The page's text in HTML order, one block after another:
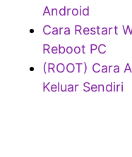
Android
Cara Restart
Reboot PC
(ROOT) Cara
Keluar Sendiri